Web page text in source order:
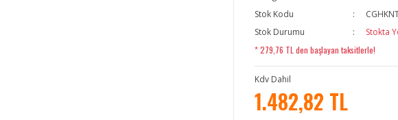
Stok Kodu
Stok Durumu
Stokta
* 279,76 TL den başlayan taksitlerle!
Kdv Dahil
1.482,82 TL